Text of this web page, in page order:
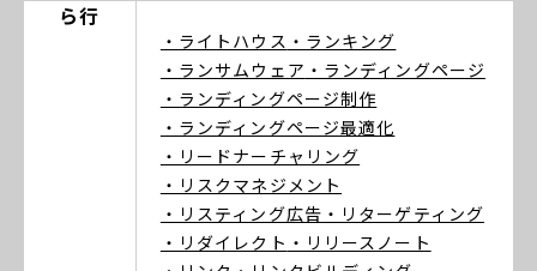
ら行
・ライトハウス ・ランキング
・ランサムウェア ・ランディングページ
・ランディングページ制作
・ランディングページ最適化
・リードナーチャリング
・リスクマネジメント
・リスティング広告 ・リターゲティング
・リダイレクト ・リリースノート